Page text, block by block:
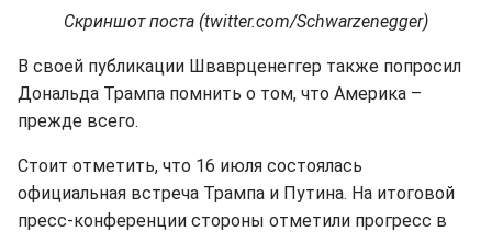
Скриншот поста (twitter.com/Schwarzenegger)
В своей публикации Шваврценеггер также попросил
Дональда Трампа помнить о том, что Америка –
прежде всего.
Стоит отметить, что 16 июля состоялась
официальная встреча Трампа и Путина. На итоговой
пресс-конференции стороны отметили прогресс в